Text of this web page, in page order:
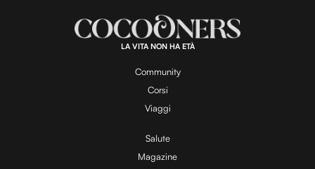
a
y
V
:
1
0
0
.
0
LA VITA NON HA ETÀ
Community
Corsi
Viaggi
Salute
Magazine